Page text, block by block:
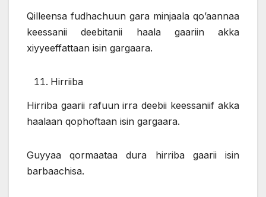
Qilleensa fudhachuun gara minjaala qo’aannaa
keessanii deebitanii haala gaariin akka
xiyyeeffattaan isin gargaara.
Hirriiba
Hirriba gaarii rafuun irra deebii keessaniif akka
haalaan qophoftaan isin gargaara.
Guyyaa qormaataa dura hirriba gaarii isin
barbaachisa.